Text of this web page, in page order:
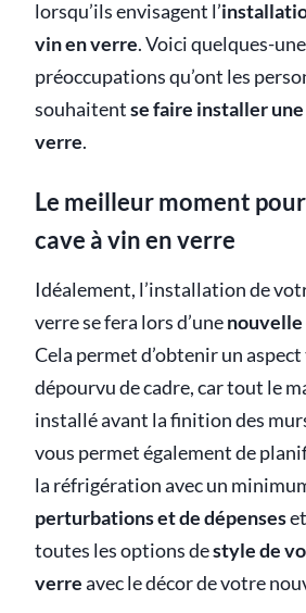
lorsqu’ils envisagent l’
vin en verre. Voici quelques-
préoccupations qu’ont les
souhaitentse faire installer
verre.
Le meilleur moment
cave à vin en verre
Idéalement, l’installation de
verre se fera lors d’une
Cela permet d’obtenir un
dépourvu de cadre, car tout le
installé avant la finition des
vous permet également de
la réfrigération avec un
perturbations et de dépenses
toutes les options destyle de
verreavec le décor de votre